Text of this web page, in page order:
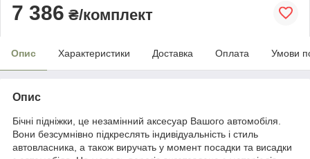
7 386 ₴/комплект
Опис Характеристики Доставка Оплата Умови
Опис
Бічні підніжки, це незамінний аксесуар Вашого автомобіля.
Вони безсумнівно підкреслять індивідуальність і стиль
автовласника, а також виручать у момент посадки та висадки